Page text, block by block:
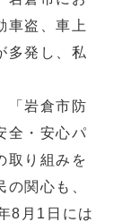
車盗、車上
多発し、私
「岩倉市防
全・安心パ
取り組みを
関心も、
8月1日には